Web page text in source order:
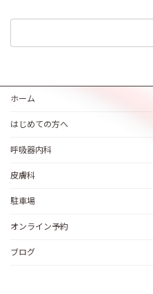
ホーム
はじめての方へ
呼吸器内科
皮膚科
駐車場
オンライン予約
ブログ